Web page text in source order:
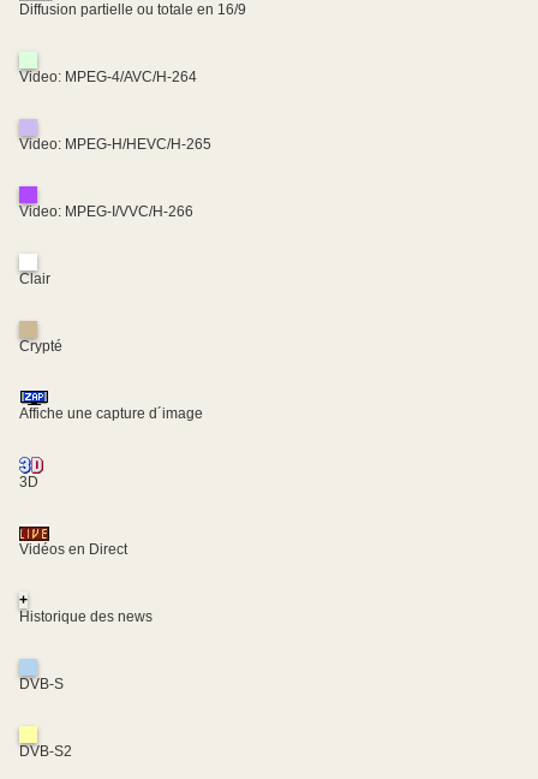
Diffusion partielle ou totale en 16/9
Video: MPEG-4/AVC/H-264
Video: MPEG-H/HEVC/H-265
Video: MPEG-I/VVC/H-266
Clair
Crypté
Affiche une capture d´image
3D
Vidéos en Direct
+
Historique des news
DVB-S
DVB-S2